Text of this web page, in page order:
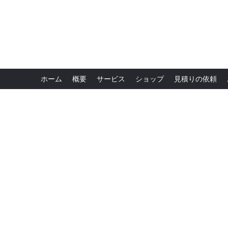
ホーム 概要 サービス ショップ 見積りの依頼